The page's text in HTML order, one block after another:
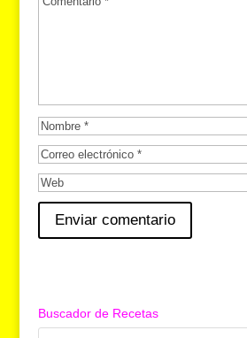
Buscador de Recetas